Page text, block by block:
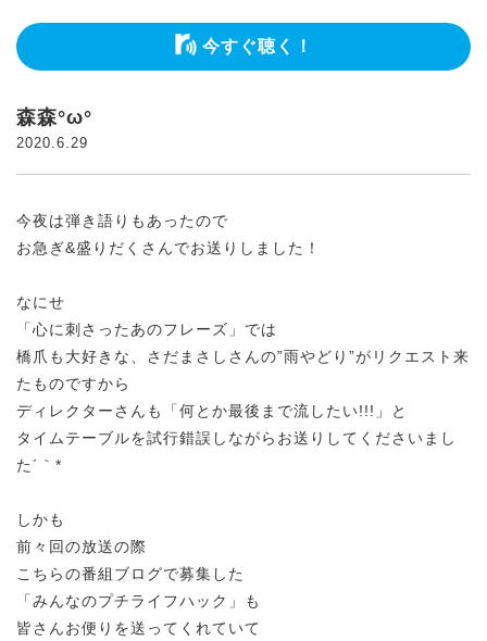
今すぐ聴く！
森森°ω°
2020.6.29
今夜は弾き語りもあったので
お急ぎ&盛りだくさんでお送りしました！
なにせ
「心に刺さったあのフレーズ」では
橋爪も大好きな、さだまさしさんの”雨やどり”がリクエスト来
たものですから
ディレクターさんも「何とか最後まで流したい!!!」と
タイムテーブルを試行錯誤しながらお送りしてくださいまし
た´｀*
しかも
前々回の放送の際
こちらの番組ブログで募集した
「みんなのプチライフハック」も
皆さんお便りを送ってくれていて